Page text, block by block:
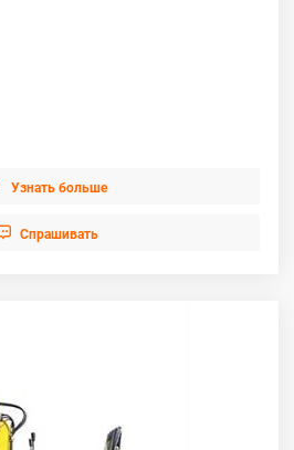
ряд моделей для различных
конструкций для
до мощных машин для
- среди экскаваторов HUAYA
вашим конкретным
с нашим модельным рядом и
Узнать больше
Cпрашивать